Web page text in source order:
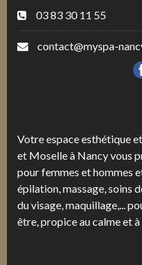
03 83 30 11 55
contact@myspa-
Votre espace esthétique
et Moselle à Nancy vous
pour femmes et hommes
épilation, massage, soins
du visage, maquillage,...
être, propice au calme et à